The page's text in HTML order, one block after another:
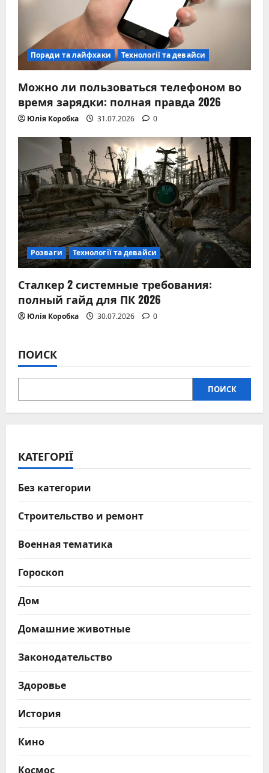
Поради та лайфхаки Технології та девайси
Можно ли пользоваться телефоном во
время зарядки: полная правда 2026
Юлія Коробка 31.07.2026 0
Розваги Технології та девайси
Сталкер 2 системные требования:
полный гайд для ПК 2026
Юлія Коробка 30.07.2026 0
ПОИСК
ПОИСК
КАТЕГОРІЇ
Без категории
Строительство и ремонт
Военная тематика
Гороскоп
Дом
Домашние животные
Законодательство
Здоровье
История
Кино
Космос